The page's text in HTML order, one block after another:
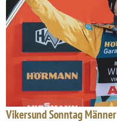
Vikersund Sonntag Männer